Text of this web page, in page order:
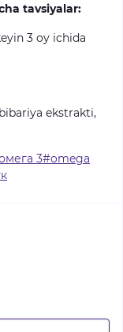
tavsiyalar:
3 oy ichida
bibariya ekstrakti,
3#omega